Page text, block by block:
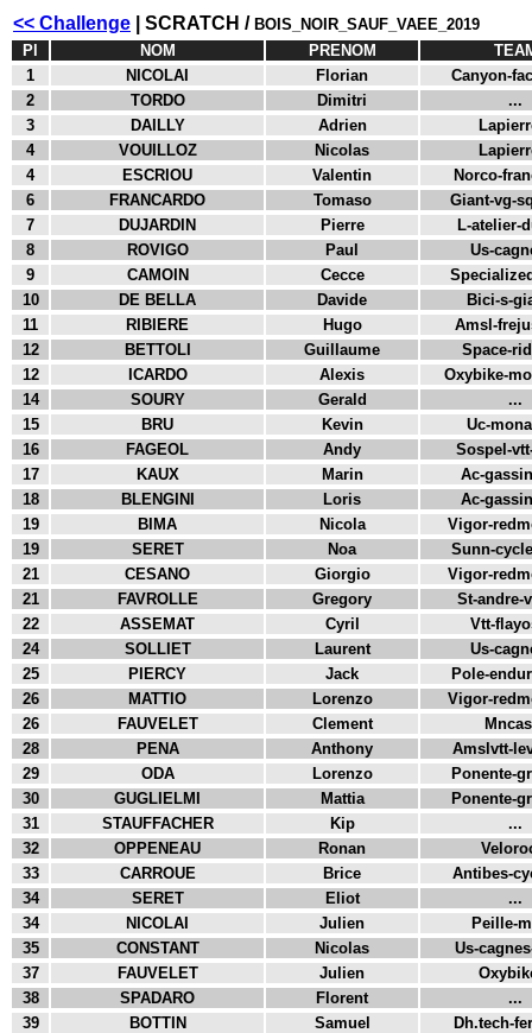
<< Challenge | SCRATCH / BOIS_NOIR_SAUF_VAEE_2019
Pl
NOM PRENOM
1
NICOLAI Florian
Canyon-
2
TORDO Dimitri
...
3
DAILLY Adrien
4
VOUILLOZ Nicolas
4
ESCRIOU Valentin
Norco-
6
FRANCARDO Tomaso
Giant-vg-
7
DUJARDIN Pierre
L-atelier-
8
ROVIGO Paul
Us-
9
CAMOIN Cecce
10
DE BELLA Davide
Bici-s-
11
RIBIERE Hugo
Amsl-
12
BETTOLI Guillaume
Space-
12
ICARDO Alexis
Oxybike-
14
SOURY Gerald
...
15
BRU Kevin
Uc-
16
FAGEOL Andy
Sospel-
17
KAUX Marin
Ac-
18
BLENGINI Loris
Ac-
19
BIMA Nicola
Vigor-
19
SERET Noa
Sunn-
21
CESANO Giorgio
Vigor-
21
FAVROLLE Gregory
St-andre-
22
ASSEMAT Cyril
Vtt-
24
SOLLIET Laurent
Us-
25
PIERCY Jack
Pole-
26
MATTIO Lorenzo
Vigor-
26
FAUVELET Clement
28
PENA Anthony
Amslvtt-
29
ODA Lorenzo
Ponente-
30
GUGLIELMI Mattia
Ponente-
31
STAUFFACHER Kip
...
32
OPPENEAU Ronan
33
CARROUE Brice
Antibes-
34
SERET Eliot
...
34
NICOLAI Julien
Peille-
35
CONSTANT Nicolas
Us-
37
FAUVELET Julien
38
SPADARO Florent
...
39
BOTTIN Samuel
Dh.tech-